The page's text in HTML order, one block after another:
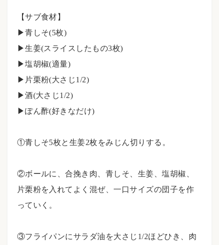
【サブ食材】
▶︎青しそ(5枚)
▶︎生姜(スライスしたもの3枚)
▶︎塩胡椒(適量)
▶︎片栗粉(大さじ1/2)
▶︎酒(大さじ1/2)
▶︎ぽん酢(好きなだけ)
①青しそ5枚と生姜2枚をみじん切りする。
②ボールに、合挽き肉、青しそ、生姜、塩胡椒、
片栗粉を入れてよく混ぜ、一口サイズの団子を作
っていく。
③フライパンにサラダ油を大さじ1/2ほどひき、肉